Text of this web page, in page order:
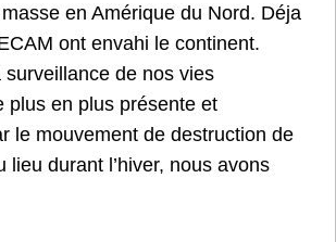
en Amérique du Nord. Déja
ont envahi le continent.
surveillance de nos vies
plus en plus présente et
le mouvement de destruction de
lieu durant l’hiver, nous avons